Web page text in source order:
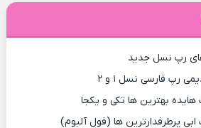
رپ نسل جدید